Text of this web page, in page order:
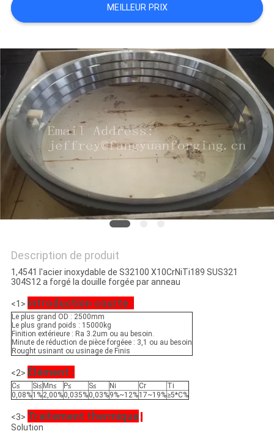
NOUVELLES
DEMANDEZ
UNE
CITATION
PLAN
DU
SITE
PRIVACY
MEILLEUR PRIX
Description de produit
1,4541 l'acier inoxydable de S32100 X10CrNiTi189 SUS321
304S12 a forgé la douille forgée par anneau
<1> Introduction courte :
Le plus grand OD : 2500mm
Le plus grand poids : 15000kg
Finition extérieure : Ra 3.2um ou au besoin.
Minute de réduction de pièce forgéee : 3,1 ou au besoin
Rought usinant ou usinage de Finis
<2> Élément :
C≤ Si≤ Mn≤ P≤ S≤ Ni Cr
Ti
0,08%1%2,00%0,035%0,03%9%~12%17~19%≥5*C%
<3> Traitement thermique :
Solution